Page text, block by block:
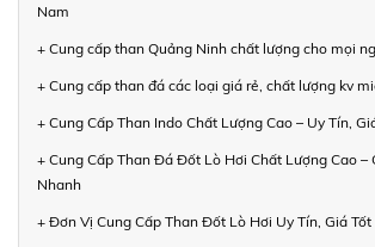
Nam
+ Cung cấp than Quảng Ninh chất lượng cho mọi
+ Cung cấp than đá các loại giá rẻ, chất lượng kv
+ Cung Cấp Than Indo Chất Lượng Cao – Uy Tín,
+ Cung Cấp Than Đá Đốt Lò Hơi Chất Lượng Cao –
Nhanh
+ Đơn Vị Cung Cấp Than Đốt Lò Hơi Uy Tín, Giá